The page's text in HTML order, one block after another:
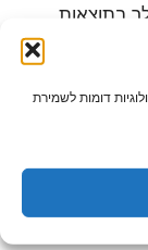
דומות לשמירת
בתוצאות
– ויגביר
לצורך
את מה